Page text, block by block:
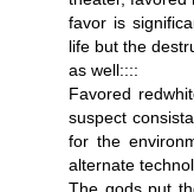
favor is
life but the
as well::::
Favored
suspect
for the
alternate